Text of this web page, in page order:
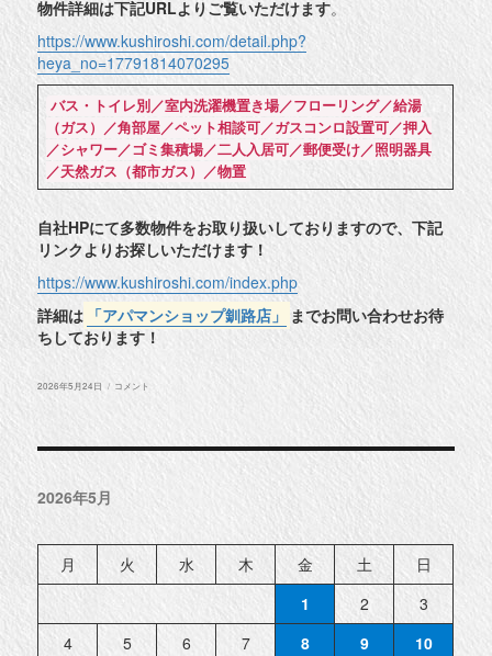
物件詳細は下記URLよりご覧いただけます。
https://www.kushiroshi.com/detail.php?
heya_no=17791814070295
バス・トイレ別／室内洗濯機置き場／フローリング／給湯
（ガス）／角部屋／ペット相談可／ガスコンロ設置可／押入
／シャワー／ゴミ集積場／二人入居可／郵便受け／照明器具
／天然ガス（都市ガス）／物置
自社HPにて多数物件をお取り扱いしておりますので、下記
リンクよりお探しいただけます！
https://www.kushiroshi.com/index.php
詳細は 「アパマンショップ釧路店」 までお問い合わせお待
ちしております！
投
2026年5月24日
★
に
コメント
2026年5月
月 火 水 木 金 土
日
1
2
3
4
5 6 7 8 9 10